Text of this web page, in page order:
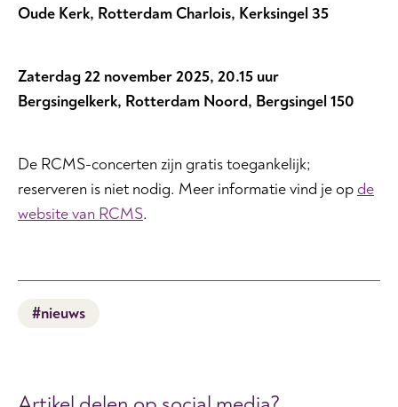
Oude Kerk, Rotterdam Charlois, Kerksingel 35
Zaterdag 22 november 2025, 20.15 uur
Bergsingelkerk, Rotterdam Noord, Bergsingel 150
De RCMS-concerten zijn gratis toegankelijk;
reserveren is niet nodig. Meer informatie vind je op de
website van RCMS.
#nieuws